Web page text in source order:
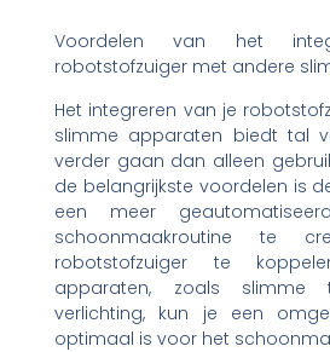
Voordelen van het
robotstofzuiger met andere
Het integreren van je
slimme apparaten biedt tal
verder gaan dan alleen
de belangrijkste voordelen is
een meer
schoonmaakroutine te
robotstofzuiger te
apparaten, zoals slimme
verlichting, kun je een
optimaal is voor het